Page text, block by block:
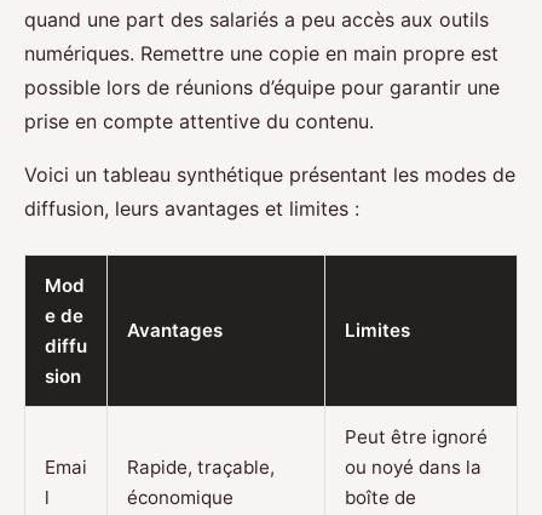
quand une part des salariés a peu accès aux outils
numériques. Remettre une copie en main propre est
possible lors de réunions d’équipe pour garantir une
prise en compte attentive du contenu.
Voici un tableau synthétique présentant les modes de
diffusion, leurs avantages et limites :
Mod
e de
diffu
sion
Avantages Limites
Emai
l
Rapide, traçable,
économique
Peut être ignoré
ou noyé dans la
boîte de